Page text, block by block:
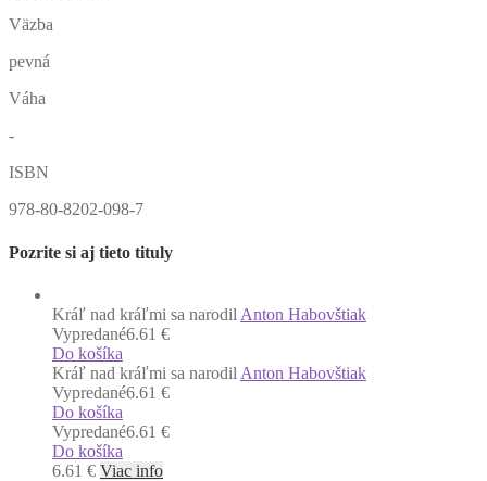
Väzba
pevná
Váha
-
ISBN
978-80-8202-098-7
Pozrite si aj tieto tituly
Kráľ nad kráľmi sa narodil Anton Habovštiak
Vypredané6.61 €
Do košíka
Kráľ nad kráľmi sa narodil Anton Habovštiak
Vypredané6.61 €
Do košíka
Vypredané6.61 €
Do košíka
6.61 € Viac info